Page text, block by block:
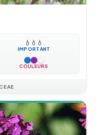
💧 💧 💧
IMPORTANT
COULEURS